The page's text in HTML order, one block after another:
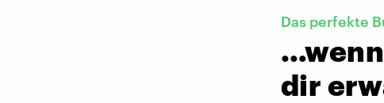
Das perfekte
…wenn
dir